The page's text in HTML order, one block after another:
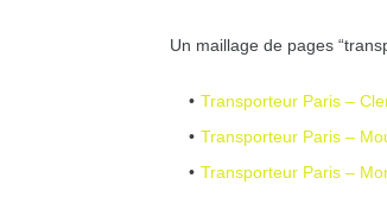
Un maillage de pages
Transporteur Paris –
Transporteur Paris –
Transporteur Paris –